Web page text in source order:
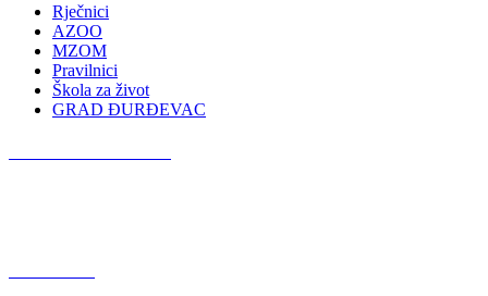
Rječnici
AZOO
MZOM
Pravilnici
Škola za život
GRAD ĐURĐEVAC